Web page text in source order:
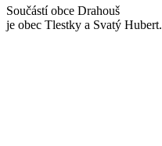
Součástí obce Drahouš
je obec Tlestky a Svatý Hubert.